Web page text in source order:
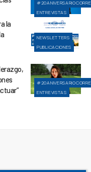
ENTREVISTAS
NEWSLETTERS
PUBLICACIONES
la
ENTREVISTAS